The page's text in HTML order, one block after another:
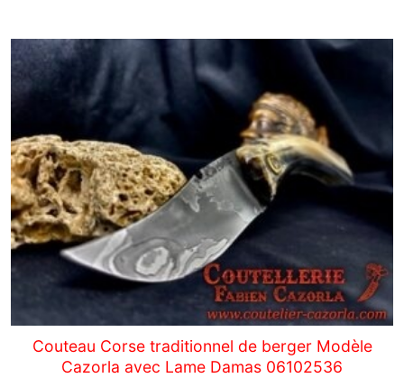
Couteau Corse traditionnel de berger Modèle
Cazorla avec Lame Damas 06102536